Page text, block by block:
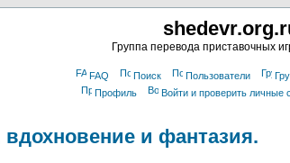
Группа перевода приставочных
FAQ Поиск Пользователи
Профиль
Войти и проверить личные
и фантазия.